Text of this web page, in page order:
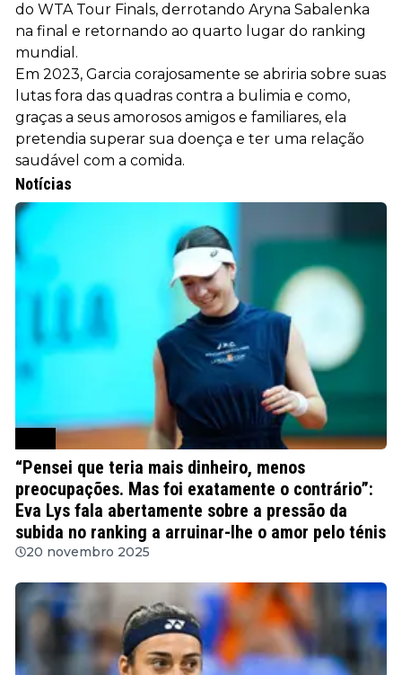
do WTA Tour Finals, derrotando Aryna Sabalenka
na final e retornando ao quarto lugar do ranking
mundial.
Em 2023, Garcia corajosamente se abriria sobre suas
lutas fora das quadras contra a bulimia e como,
graças a seus amorosos amigos e familiares, ela
pretendia superar sua doença e ter uma relação
saudável com a comida.
Notícias
“Pensei que teria mais dinheiro, menos
preocupações. Mas foi exatamente o contrário”:
Eva Lys fala abertamente sobre a pressão da
subida no ranking a arruinar-lhe o amor pelo ténis
20 novembro 2025